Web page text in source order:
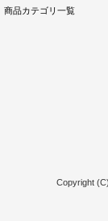
商品カテゴリ一覧
Copyright